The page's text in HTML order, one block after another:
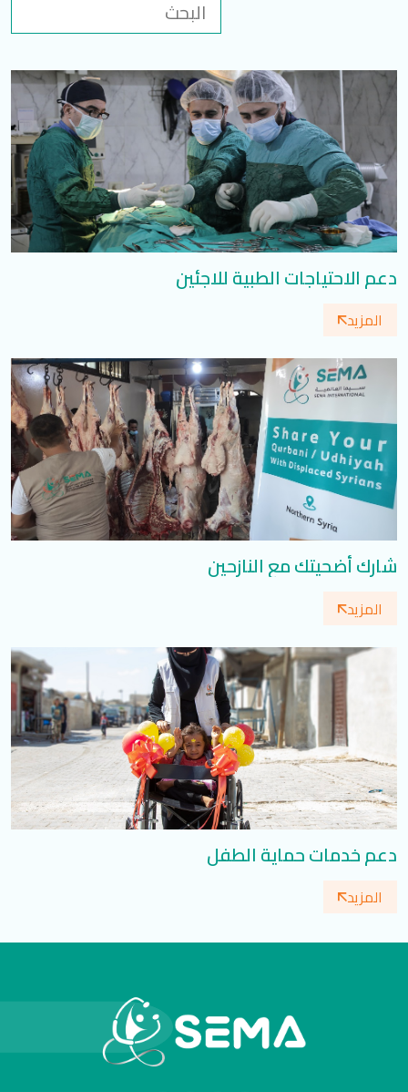
تسجيل الدخول
العربية
English
تابعنا
دعم الاحتياجات الطبية للاجئين
المزيد
شارك أضحيتك مع النازحين
المزيد
دعم خدمات حماية الطفل
المزيد